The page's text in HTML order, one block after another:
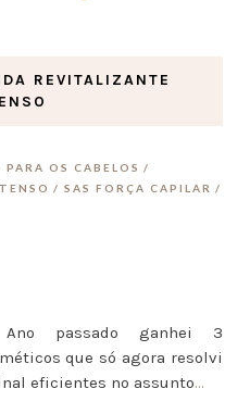
REVITALIZANTE
OS CABELOS
SAS FORÇA CAPILAR
Ano passado ganhei 3
que só agora resolvi
eficientes no assunto…